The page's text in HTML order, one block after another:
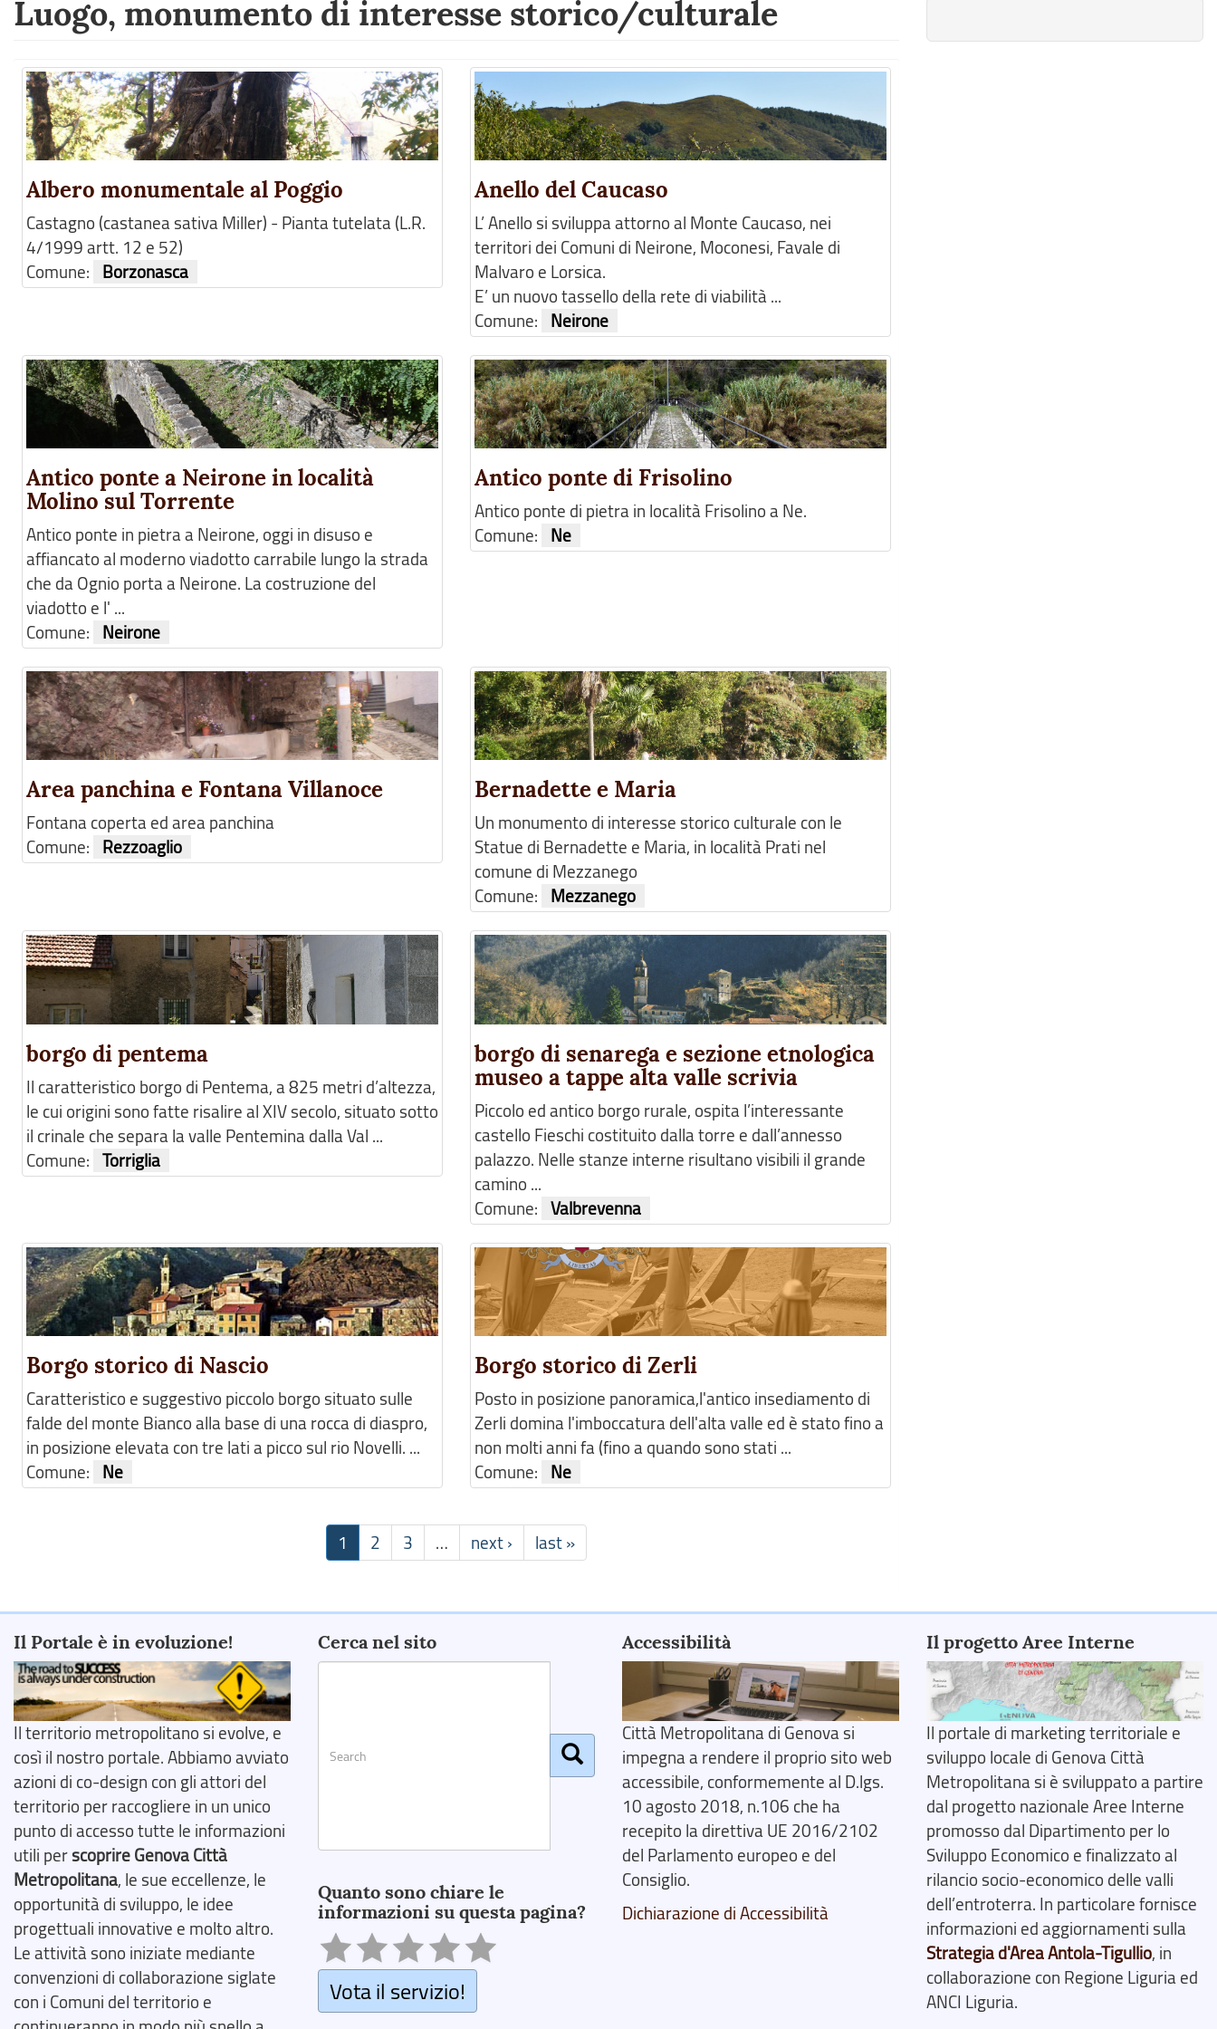
Luogo, monumento di interesse storico/culturale
Albero monumentale al Poggio
Castagno (castanea sativa Miller) - Pianta tutelata (L.R.
4/1999 artt. 12 e 52)
Comune:
Borzonasca
Anello del Caucaso
L’ Anello si sviluppa attorno al Monte Caucaso, nei
territori dei Comuni di Neirone, Moconesi, Favale di
Malvaro e Lorsica.
E’ un nuovo tassello della rete di viabilità ...
Comune:
Neirone
Antico ponte a Neirone in località
Molino sul Torrente
Antico ponte in pietra a Neirone, oggi in disuso e
affiancato al moderno viadotto carrabile lungo la strada
che da Ognio porta a Neirone. La costruzione del
viadotto e l' ...
Comune:
Neirone
Antico ponte di Frisolino
Antico ponte di pietra in località Frisolino a Ne.
Comune:
Ne
Area panchina e Fontana Villanoce
Fontana coperta ed area panchina
Comune:
Rezzoaglio
Bernadette e Maria
Un monumento di interesse storico culturale con le
Statue di Bernadette e Maria, in località Prati nel
comune di Mezzanego
Comune:
Mezzanego
borgo di pentema
Il caratteristico borgo di Pentema, a 825 metri d’altezza,
le cui origini sono fatte risalire al XIV secolo, situato sotto
il crinale che separa la valle Pentemina dalla Val ...
Comune: Torriglia
borgo di senarega e sezione etnologica
museo a tappe alta valle scrivia
Piccolo ed antico borgo rurale, ospita l’interessante
castello Fieschi costituito dalla torre e dall’annesso
palazzo. Nelle stanze interne risultano visibili il grande
camino ...
Comune: Valbrevenna
Borgo storico di Nascio
Caratteristico e suggestivo piccolo borgo situato sulle
falde del monte Bianco alla base di una rocca di diaspro,
in posizione elevata con tre lati a picco sul rio Novelli. ...
Comune:
Ne
Borgo storico di Zerli
Posto in posizione panoramica,l'antico insediamento di
Zerli domina l'imboccatura dell'alta valle ed è stato fino a
non molti anni fa (fino a quando sono stati ...
Comune:
Ne
1 2 3 … next › last »
Il Portale è in evoluzione!
Il territorio metropolitano si evolve, e
così il nostro portale. Abbiamo avviato
azioni di co-design con gli attori del
territorio per raccogliere in un unico
punto di accesso tutte le informazioni
utili perscoprire Genova Città
Metropolitana, le sue eccellenze, le
opportunità di sviluppo, le idee
progettuali innovative e molto altro.
Le attività sono iniziate mediante
convenzioni di collaborazione siglate
con i Comuni del territorio e
Cerca nel sito
Quanto sono chiare le
informazioni su questa pagina?
Vota il servizio!
Accessibilità
Città Metropolitana di Genova si
impegna a rendere il proprio sito web
accessibile, conformemente al D.lgs.
10 agosto 2018, n.106 che ha
recepito la direttiva UE 2016/2102
del Parlamento europeo e del
Consiglio.
Dichiarazione di Accessibilità
Il progetto Aree Interne
Il portale di marketing territoriale e
sviluppo locale di Genova Città
Metropolitana si è sviluppato a partire
dal progetto nazionale Aree Interne
promosso dal Dipartimento per lo
Sviluppo Economico e finalizzato al
rilancio socio-economico delle valli
dell’entroterra. In particolare fornisce
informazioni ed aggiornamenti sulla
Strategia d'Area Antola-Tigullio, in
collaborazione con Regione Liguria ed
ANCI Liguria.